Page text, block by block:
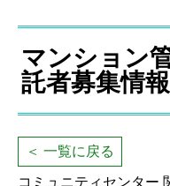
マンション
託者募集情報
＜ 一覧に戻る
コミュニティセンター